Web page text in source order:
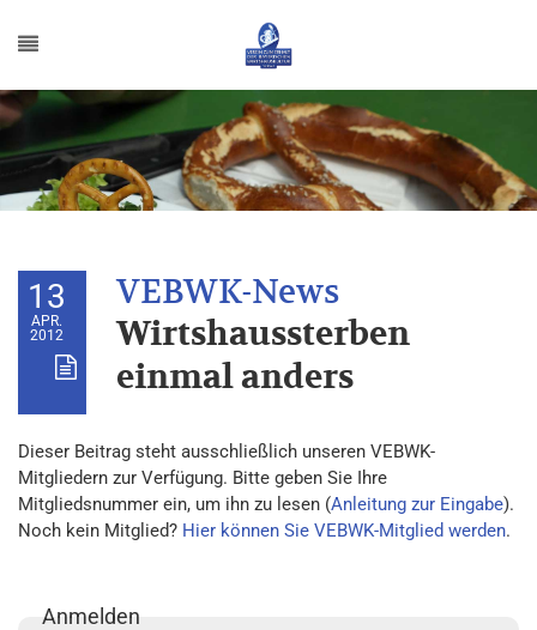
13
APR.
2012
Wirtshaussterben
einmal anders
Dieser Beitrag steht ausschließlich unseren VEBWK-
Mitgliedern zur Verfügung. Bitte geben Sie Ihre
Mitgliedsnummer ein, um ihn zu lesen (Anleitung zur Eingabe).
Noch kein Mitglied? Hier können Sie VEBWK-Mitglied werden.
Anmelden